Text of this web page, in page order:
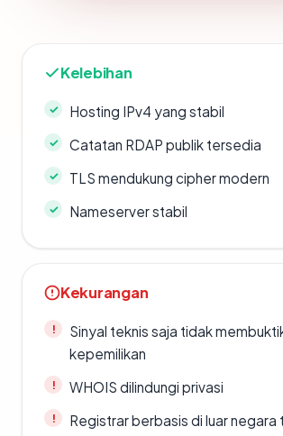
Kelebihan
Hosting IPv4 yang stabil
Catatan RDAP publik tersedia
TLS mendukung cipher modern
Nameserver stabil
Kekurangan
Sinyal teknis saja tidak
kepemilikan
WHOIS dilindungi privasi
Registrar berbasis di luar negara